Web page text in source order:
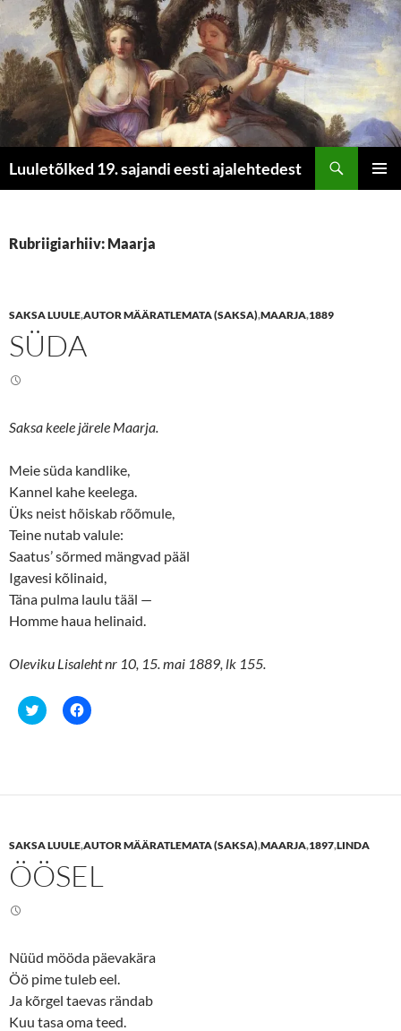
Luuletõlked 19. sajandi eesti ajalehtedest
Rubriigiarhiiv: Maarja
SAKSA LUULE,AUTOR MÄÄRATLEMATA (SAKSA),MAARJA,1889
SÜDA
Saksa keele järele Maarja.
Meie süda kandlike,
Kannel kahe keelega.
Üks neist hõiskab rõõmule,
Teine nutab valule:
Saatus’ sõrmed mängvad pääl
Igavesi kõlinaid,
Täna pulma laulu tääl —
Homme haua helinaid.
Oleviku Lisaleht nr 10, 15. mai 1889, lk 155.
C
l
h
o
n
T
w
(
O
p
e
n
s
i
C
l
h
o
F
a
k
(
O
p
e
n
s
SAKSA LUULE,AUTOR MÄÄRATLEMATA (SAKSA),MAARJA,1897,LINDA
ÖÖSEL
Nüüd mööda päevakära
Öö pime tuleb eel.
Ja kõrgel taevas rändab
Kuu tasa oma teed.